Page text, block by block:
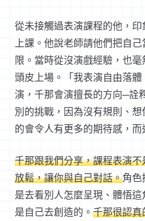
從未接觸過表演課程的他，
上課。他說老師請他們把自
限。當時從沒演戲經驗，也
頭皮上場。「我表演自由落
演，千那會演擅長的方向─詮
別的挑戰，因為沒有規則、
的會令人有更多的期待感，而
千那跟我們分享，課程表演
放鬆，讓你與自己對話。角色
是去看別人怎麼呈現、體悟
是自己去創造的。 千那很認真